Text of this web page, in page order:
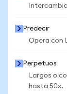
Predecir
Opera con
Perpetuos
Largos o
hasta 50x.